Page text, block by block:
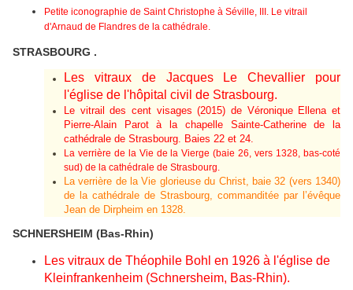
Petite iconographie de Saint Christophe à Séville, III. Le vitrail
d'Arnaud de Flandres de la cathédrale.
STRASBOURG .
Les vitraux de Jacques Le Chevallier pour
l'église de l'hôpital civil de Strasbourg.
Le vitrail des cent visages (2015) de Véronique Ellena et
Pierre-Alain Parot à la chapelle Sainte-Catherine de la
cathédrale de Strasbourg. Baies 22 et 24.
La verrière de la Vie de la Vierge (baie 26, vers 1328, bas-coté
sud) de la cathédrale de Strasbourg.
La verrière de la Vie glorieuse du Christ, baie 32 (vers 1340)
de la cathédrale de Strasbourg, commanditée par l’évêque
Jean de Dirpheim en 1328.
SCHNERSHEIM (Bas-Rhin)
Les vitraux de Théophile Bohl en 1926 à l'église de
Kleinfrankenheim (Schnersheim, Bas-Rhin).